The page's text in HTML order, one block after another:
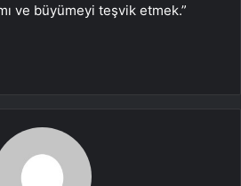
ve büyümeyi teşvik etmek.”